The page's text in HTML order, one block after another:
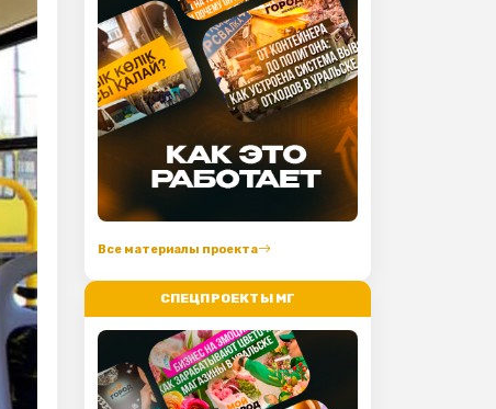
Все материалы проекта
СПЕЦПРОЕКТЫ МГ